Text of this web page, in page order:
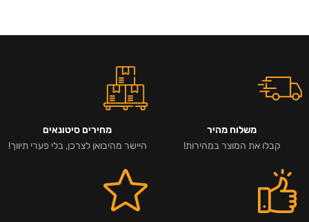
משלוח מהיר
קבלו את המוצר במהירות!
מחירים סיטונאים
היישר מהיבואן לצרכן, בלי פערי תיווך!